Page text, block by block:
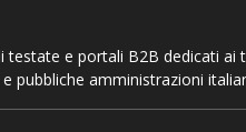
e portali B2B dedicati ai
pubbliche amministrazioni